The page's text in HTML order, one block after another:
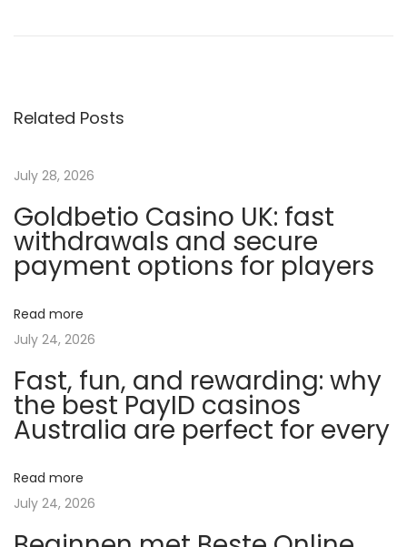
e
P
a
n
n
n
g
e
n
f
o
Related Posts
July 28, 2026
Goldbetio Casino UK: fast
withdrawals and secure
payment options for players
Read more
July 24, 2026
Fast, fun, and rewarding: why
the best PayID casinos
Australia are perfect for every
Read more
July 24, 2026